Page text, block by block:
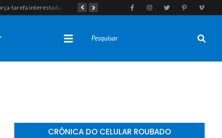
Força-tarefa interestadual mira rede de agiotagem e contrabando com mandados no Seridó e na Paraíba Polícia Militar apreende indivíduo com porção de maconha durante patrulhamento em Parelhas
CRÔNICA DO CELULAR ROUBADO